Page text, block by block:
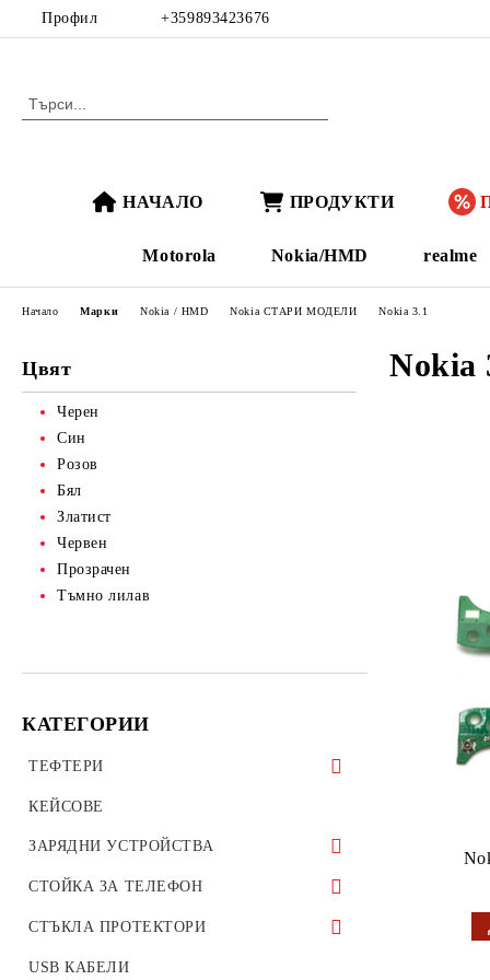
Профил +359893423676
НАЧАЛО ПРОДУКТИ
Motorola Nokia/HMD realme
Цвят
Черен
Син
Розов
Бял
Златист
Червен
Прозрачен
Тъмно лилав
КАТЕГОРИИ
ТЕФТЕРИ
ТЕФТЕРИ ЗА ТАБЛЕТИ
УНИВЕРСАЛНИ КАЛЪФИ
КЕЙСОВЕ
ЗАРЯДНИ УСТРОЙСТВА
ЗАРЯДНИ ЗА ТЕЛЕФОН
АВТО ЗАРЯДНИ УСТРОЙСТВА
ОРИГИНАЛНИ ЗАРЯДНИ
СТОЙКА ЗА ТЕЛЕФОН
Стойки за велосипед мотоциклет
Стойки за гледане на филми телефон
СТЪКЛА ПРОТЕКТОРИ
СТЪКЛЕН ПРОТЕКТОР ЗА
USB КАБЕЛИ
Начало Марки Nokia / HMD Nokia СТАРИ МОДЕЛИ Nokia 3.1
Nokia